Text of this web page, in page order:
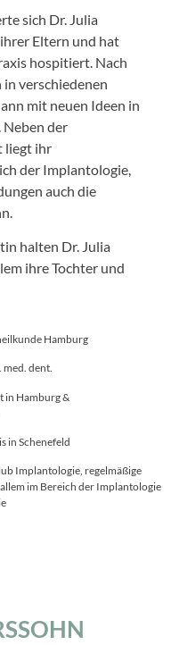
sich Dr. Julia
Eltern und hat
hospitiert. Nach
verschiedenen
mit neuen Ideen in
Neben der
liegt ihr
der Implantologie,
auch die
halten Dr. Julia
ihre Tochter und
Hamburg
dent.
in Hamburg &
in Schenefeld
Implantologie, regelmäßige
im Bereich der Implantologie